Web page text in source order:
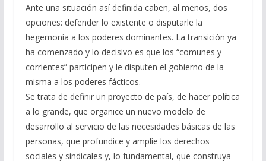
Ante una situación así definida caben, al menos, dos
opciones: defender lo existente o disputarle la
hegemonía a los poderes dominantes. La transición ya
ha comenzado y lo decisivo es que los “comunes y
corrientes” participen y le disputen el gobierno de la
misma a los poderes fácticos.
Se trata de definir un proyecto de país, de hacer política
a lo grande, que organice un nuevo modelo de
desarrollo al servicio de las necesidades básicas de las
personas, que profundice y amplíe los derechos
sociales y sindicales y, lo fundamental, que construya